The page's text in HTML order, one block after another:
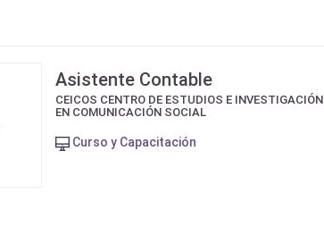
Asistente Contable
CEICOS CENTRO DE ESTUDIOS E INVESTIGACIÓN
EN COMUNICACIÓN SOCIAL
Curso y Capacitación